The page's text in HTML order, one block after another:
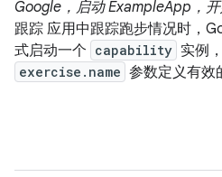
Google，启动 ExampleApp，
跟踪 应用中跟踪跑步情况时，
式启动一个 capability 实例
exercise.name 参数定义有效